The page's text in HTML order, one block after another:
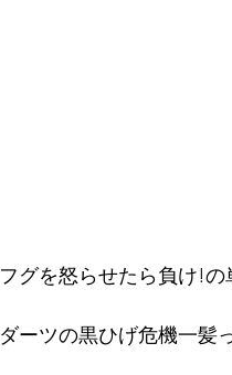
フグを怒らせたら負け!の
ダーツの黒ひげ危機一髪